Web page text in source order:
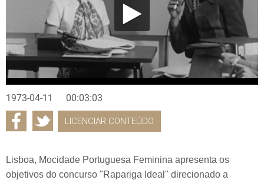
1973-04-11 00:03:03
LICENCIAR CONTEÚDO
Lisboa, Mocidade Portuguesa Feminina apresenta os
objetivos do concurso "Rapariga Ideal" direcionado a